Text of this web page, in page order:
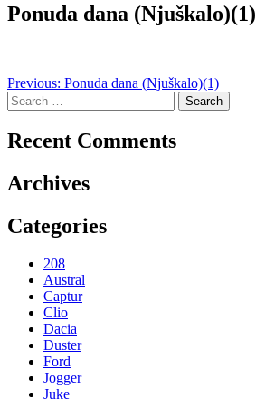
Ponuda dana (Njuškalo)(1)
Post
navigation
Previous: Ponuda dana (Njuškalo)(1)
Search
for:
Recent Comments
Archives
Categories
208
Austral
Captur
Clio
Dacia
Duster
Ford
Jogger
Juke